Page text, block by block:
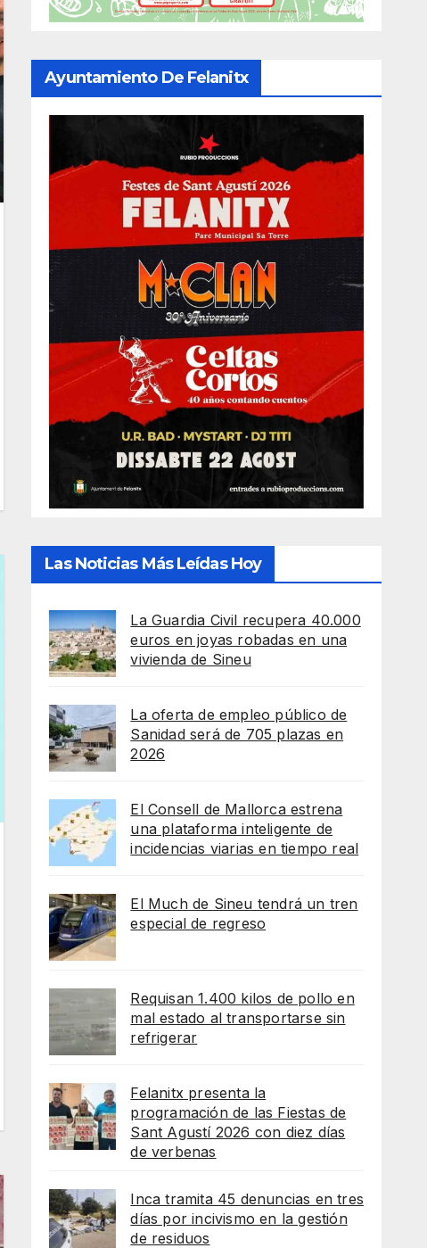
Ayuntamiento De Felanitx
Las Noticias Más Leídas Hoy
La Guardia Civil recupera 40.000
euros en joyas robadas en una
vivienda de Sineu
La oferta de empleo público de
Sanidad será de 705 plazas en
2026
El Consell de Mallorca estrena
una plataforma inteligente de
incidencias viarias en tiempo real
El Much de Sineu tendrá un tren
especial de regreso
Requisan 1.400 kilos de pollo en
mal estado al transportarse sin
refrigerar
Felanitx presenta la
programación de las Fiestas de
Sant Agustí 2026 con diez días
de verbenas
Inca tramita 45 denuncias en tres
días por incivismo en la gestión
de residuos